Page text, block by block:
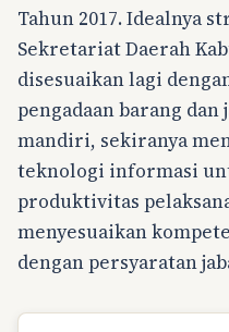
Tahun 2017. Idealnya
Sekretariat Daerah
disesuaikan lagi
pengadaan barang
mandiri, sekiranya
teknologi informasi
produktivitas
menyesuaikan
dengan persyaratan